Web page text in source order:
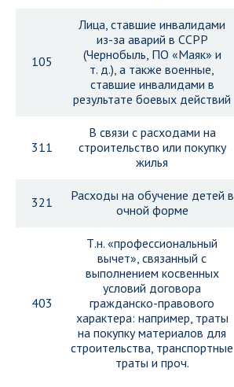
105
Лица, ставшие инвалидами
из-за аварий в ССРР
(Чернобыль, ПО «Маяк» и
т. д.), а также военные,
ставшие инвалидами в
результате боевых действий
311
В связи с расходами на
строительство или покупку
жилья
321
Расходы на обучение детей в
очной форме
403
Т.н. «профессиональный
вычет», связанный с
выполнением косвенных
условий договора
гражданско-правового
характера: например, траты
на покупку материалов для
строительства, транспортные
траты и проч.